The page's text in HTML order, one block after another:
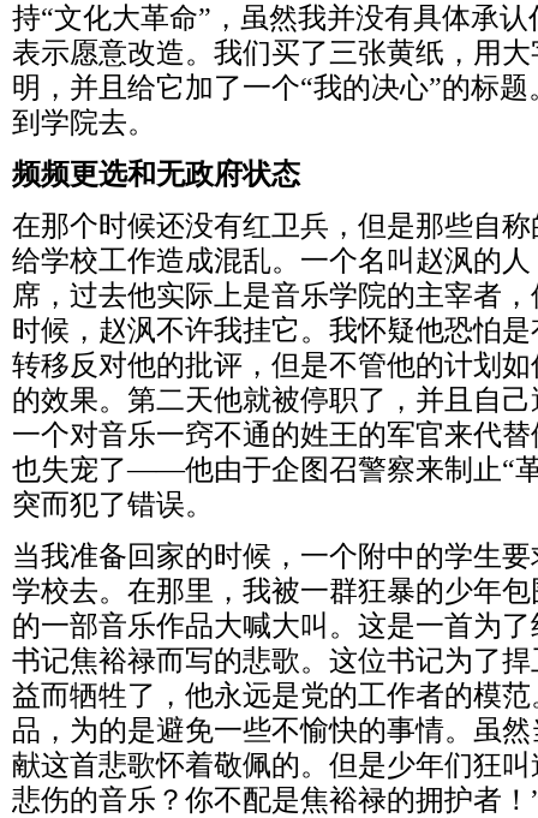
持“文化大革命”，虽然我并没有具体承
表示愿意改造。我们买了三张黄纸，用
明，并且给它加了一个“我的决心”的标
到学院去。
频频更选和无政府状态
在那个时候还没有红卫兵，但是那些自
给学校工作造成混乱。一个名叫赵沨的
席，过去他实际上是音乐学院的主宰者
时候，赵沨不许我挂它。我怀疑他恐怕
转移反对他的批评，但是不管他的计划
的效果。第二天他就被停职了，并且自
一个对音乐一窍不通的姓王的军官来代
也失宠了——他由于企图召警察来制止“
突而犯了错误。
当我准备回家的时候，一个附中的学生
学校去。在那里，我被一群狂暴的少年
的一部音乐作品大喊大叫。这是一首为
书记焦裕禄而写的悲歌。这位书记为了
益而牺牲了，他永远是党的工作者的模
品，为的是避免一些不愉快的事情。虽
献这首悲歌怀着敬佩的。但是少年们狂
悲伤的音乐？你不配是焦裕禄的拥护者